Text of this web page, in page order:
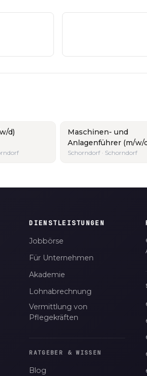
d)
Maschinen- und
Anlagenführer (m/w/
Schorndorf · Schorndorf
DIENSTLEISTUNGEN
Jobbörse
Für Unternehmen
Akademie
Lohnabrechnung
Vermittlung von
Pflegekräften
RATGEBER & WISSEN
Blog